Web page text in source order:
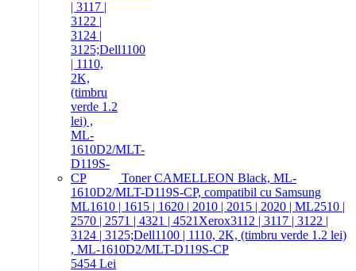
Toner CAMELLEON Black, ML-
1610D2/MLT-D119S-CP, compatibil cu Samsung
ML1610 | 1615 | 1620 | 2010 | 2015 | 2020 | ML2510 |
2570 | 2571 | 4321 | 4521Xerox3112 | 3117 | 3122 |
3124 | 3125;Dell1100 | 1110, 2K, (timbru verde 1.2 lei)
, ML-1610D2/MLT-D119S-CP
5454 Lei